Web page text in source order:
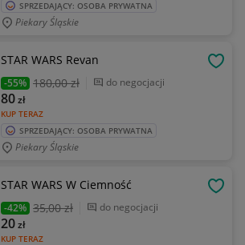
SPRZEDAJĄCY: OSOBA PRYWATNA
Piekary Śląskie
STAR WARS Revan
-55% 180,00 zł do negocjacji
KUP TERAZ
80zł
SPRZEDAJĄCY: OSOBA PRYWATNA
Piekary Śląskie
STAR WARS W Ciemność
-42% 35,00 zł do negocjacji
KUP TERAZ
20zł